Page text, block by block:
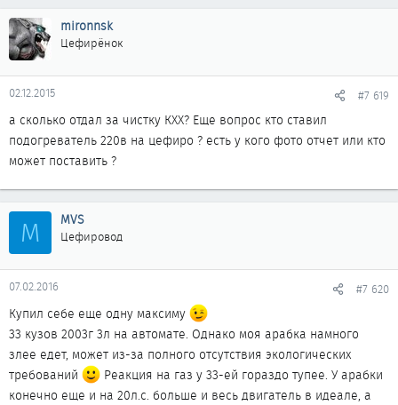
mironnsk
Цефирёнок
02.12.2015 #7 619
а сколько отдал за чистку КХХ? Еще вопрос кто ставил
подогреватель 220в на цефиро ? есть у кого фото отчет или кто
может поставить ?
M MVS
Цефировод
07.02.2016 #7 620
Купил себе еще одну максиму
33 кузов 2003г 3л на автомате. Однако моя арабка намного
злее едет, может из-за полного отсутствия экологических
требований
Реакция на газ у 33-ей гораздо тупее. У арабки
конечно еще и на 20л.с. больше и весь двигатель в идеале, а